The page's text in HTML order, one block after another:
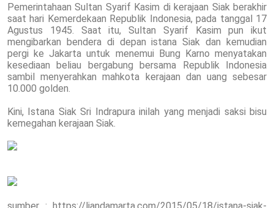
Pemerintahaan Sultan Syarif Kasim di kerajaan Siak berakhir
saat hari Kemerdekaan Republik Indonesia, pada tanggal 17
Agustus 1945. Saat itu, Sultan Syarif Kasim pun ikut
mengibarkan bendera di depan istana Siak dan kemudian
pergi ke Jakarta untuk menemui Bung Karno menyatakan
kesediaan beliau bergabung bersama Republik Indonesia
sambil menyerahkan mahkota kerajaan dan uang sebesar
10.000 golden.
Kini, Istana Siak Sri Indrapura inilah yang menjadi saksi bisu
kemegahan kerajaan Siak.